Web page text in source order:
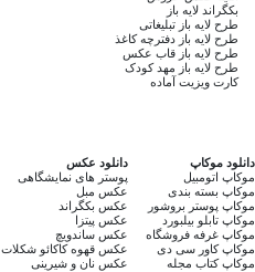
بکگراند لایه باز
طرح لایه باز تبلیغاتی
طرح لایه باز دفترچه کاغذ
طرح لایه باز قاب عکس
طرح لایه باز مهد کودک
کارت ویزیت آماده
دانلود موکاپ
موکاپ اتومبیل
موکاپ بسته بندی
موکاپ پوستر بروشور
موکاپ تابلو بیلبورد
موکاپ غرفه فروشگاه
موکاپ کاور سی دی
موکاپ کتاب مجله
دانلود عکس
پوستر های نمایشگاهی
عکس مبل
عکس بکگراند
عکس پیتزا
عکس ساندویچ
عکس قهوه کاکائو شکلات
عکس نان و شیرینی